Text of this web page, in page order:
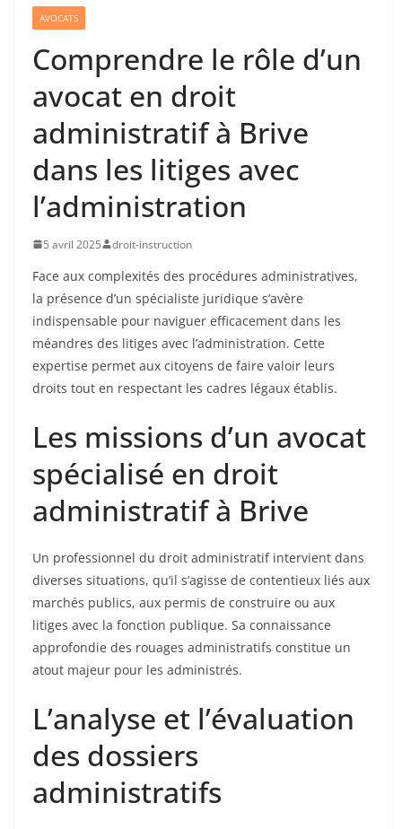
AVOCATS
Comprendre le rôle d’un
avocat en droit
administratif à Brive
dans les litiges avec
l’administration
5 avril 2025 droit-instruction
Face aux complexités des procédures administratives,
la présence d’un spécialiste juridique s’avère
indispensable pour naviguer efficacement dans les
méandres des litiges avec l’administration. Cette
expertise permet aux citoyens de faire valoir leurs
droits tout en respectant les cadres légaux établis.
Les missions d’un avocat
spécialisé en droit
administratif à Brive
Un professionnel du droit administratif intervient dans
diverses situations, qu’il s’agisse de contentieux liés aux
marchés publics, aux permis de construire ou aux
litiges avec la fonction publique. Sa connaissance
approfondie des rouages administratifs constitue un
atout majeur pour les administrés.
L’analyse et l’évaluation
des dossiers
administratifs